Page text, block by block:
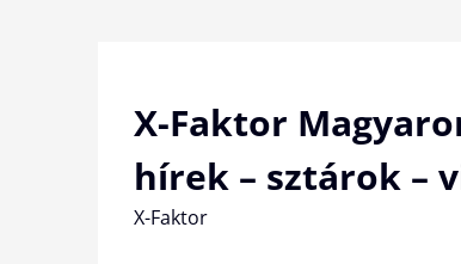
X-Faktor
hírek – sztárok –
X-Faktor